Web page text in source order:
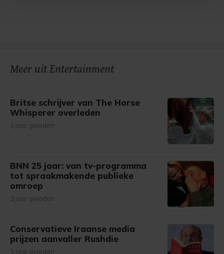
Meer uit Entertainment
Britse schrijver van The Horse
Whisperer overleden
3 jaar geleden
BNN 25 jaar: van tv-programma
tot spraakmakende publieke
omroep
3 jaar geleden
Conservatieve Iraanse media
prijzen aanvaller Rushdie
3 jaar geleden